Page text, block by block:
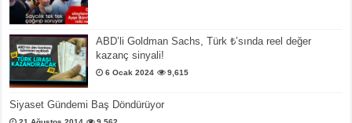
ABD’li Goldman Sachs, Türk ₺’sında reel değer
kazanç sinyali!
6 Ocak 2024 9,615
Siyaset Gündemi Baş Döndürüyor